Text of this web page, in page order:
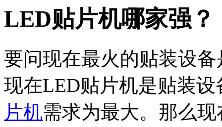
LED贴片机哪家强？
要问现在最火的贴装设
现在LED贴片机是贴装
片机需求为最大。那么